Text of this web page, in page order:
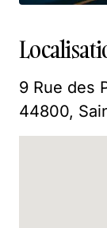
9 Rue des
44800,